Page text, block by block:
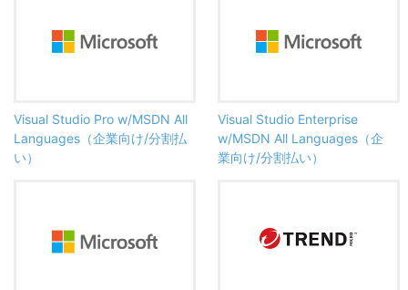
Visual Studio Pro w/MSDN All
Languages（企業向け/分割払
い）
Visual Studio Enterprise
w/MSDN All Languages（企
業向け/分割払い）